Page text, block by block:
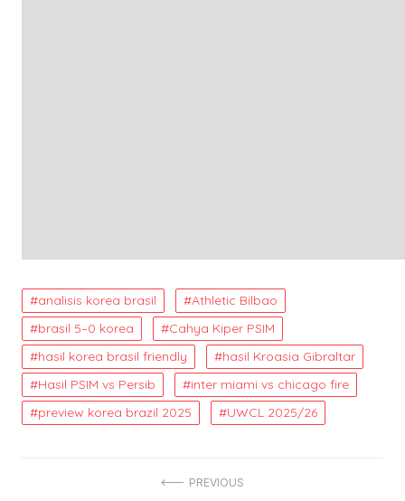
analisis korea brasil
Athletic Bilbao
brasil 5–0 korea
Cahya Kiper PSIM
hasil korea brasil friendly
hasil Kroasia Gibraltar
Hasil PSIM vs Persib
inter miami vs chicago fire
preview korea brazil 2025
UWCL 2025/26
PREVIOUS